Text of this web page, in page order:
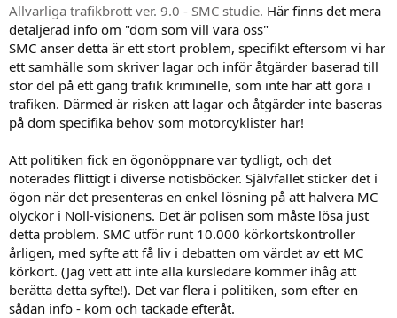
:
Allvarliga trafikbrott ver. 9.0 - SMC studie. Här finns det mera
detaljerad info om "dom som vill vara oss"
SMC anser detta är ett stort problem, specifikt eftersom vi har
ett samhälle som skriver lagar och inför åtgärder baserad till
stor del på ett gäng trafik kriminelle, som inte har att göra i
trafiken. Därmed är risken att lagar och åtgärder inte baseras
på dom specifika behov som motorcyklister har!
Att politiken fick en ögonöppnare var tydligt, och det
noterades flittigt i diverse notisböcker. Självfallet sticker det i
ögon när det presenteras en enkel lösning på att halvera MC
olyckor i Noll-visionens. Det är polisen som måste lösa just
detta problem. SMC utför runt 10.000 körkortskontroller
årligen, med syfte att få liv i debatten om värdet av ett MC
körkort. (Jag vett att inte alla kursledare kommer ihåg att
berätta detta syfte!). Det var flera i politiken, som efter en
sådan info - kom och tackade efteråt.